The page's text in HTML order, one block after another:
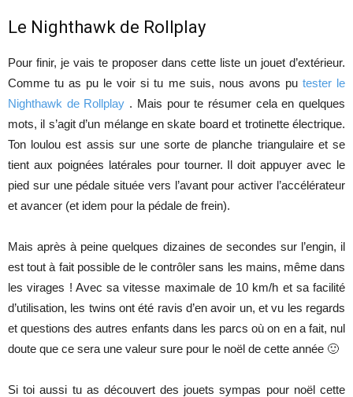
Le Nighthawk de Rollplay
Pour finir, je vais te proposer dans cette liste un jouet d’extérieur.
Comme tu as pu le voir si tu me suis, nous avons pu tester le
Nighthawk de Rollplay . Mais pour te résumer cela en quelques
mots, il s’agit d’un mélange en skate board et trotinette électrique.
Ton loulou est assis sur une sorte de planche triangulaire et se
tient aux poignées latérales pour tourner. Il doit appuyer avec le
pied sur une pédale située vers l’avant pour activer l’accélérateur
et avancer (et idem pour la pédale de frein).
Mais après à peine quelques dizaines de secondes sur l’engin, il
est tout à fait possible de le contrôler sans les mains, même dans
les virages ! Avec sa vitesse maximale de 10 km/h et sa facilité
d’utilisation, les twins ont été ravis d’en avoir un, et vu les regards
et questions des autres enfants dans les parcs où on en a fait, nul
doute que ce sera une valeur sure pour le noël de cette année 🙂
Si toi aussi tu as découvert des jouets sympas pour noël cette